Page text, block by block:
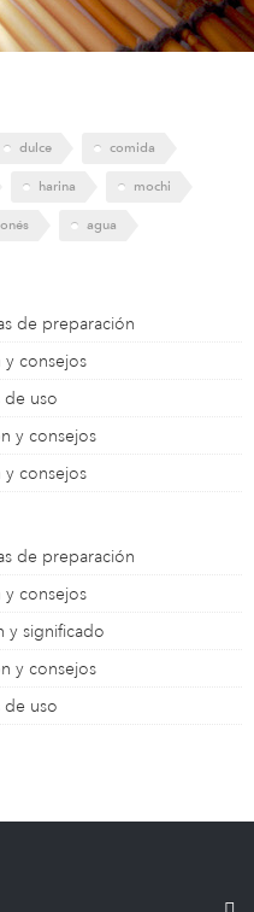
dulce comida
harina mochi
agua
de preparación
consejos
de uso
y consejos
y consejos
de preparación
consejos
y significado
y consejos
de uso